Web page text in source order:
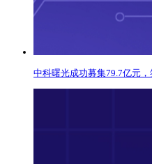
中科曙光成功募集79.7亿元